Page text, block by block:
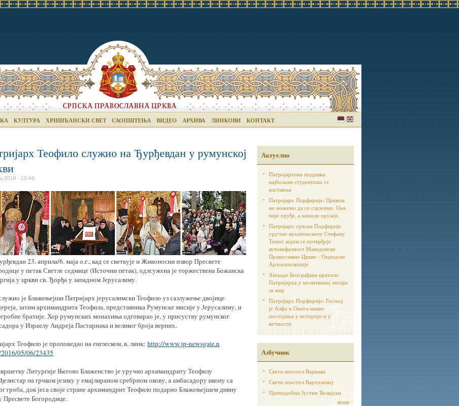
КУЛТУРА ХРИШЋАНСКИ СВЕТ САОПШТЕЊА ВИДЕО АРХИВА ЛИНКОВИ КОНТАКТ
Теофило служио на Ђурђевдан у румунској
2016 - 10:46
23. априла/6. маја о.г., кад се светкује и Живоносни извор Пресвете
у петак Светле седмице (Источни петак), одлсужена је торжествена Божанска
у цркви св. Ђорђа у западном Јерусалиму.
је Блажењејши Патријарх јерусалимски Теофило уз сазлужење двојице
затим архимандрита Теофила, представника Румунске мисије у Јерусалиму, и
братије. Хор румунских монахиња одговарао је, у присуству румунског
у Израелу Андреја Пастарнака и великог броја верних.
Теофило је проповедао на енглеском, в. линк: http://www.jp-newsgate.n
05/06/23435
Литургије Његово Блаженство је уручио архимандриту Теофилу
на грчком језику у емајлираном сребрном окову, а амбасадору икону са
гроба, док јеса своје стране архимандрит Теофило подарио Блажењејшем дивну
Пресвете Богородице.
Актуелно
Патријархова подршка
најбољим студентима се
наставља
Патријарх Порфирије: Црквом
не можемо да се служимо. Она
није оруђе, а камоли оружје.
Патријарх српски Порфирије
уручио архиепископу Стефану
Томос којим се потврђује
аутoкефалност Македонске
Православне Цркве - Охридске
Архиепископије
Хиљаде Београђана пратило
Патријарха у молитвеној литији
за мир
Патријарх Порфирије: Господ
је Алфа и Омега нашег
постојања у историји и у
вечности
Азбучник
Свети апостол Варнава
Свети апостол Вартоломеј
Преподобни Јустин Ћелијски
више